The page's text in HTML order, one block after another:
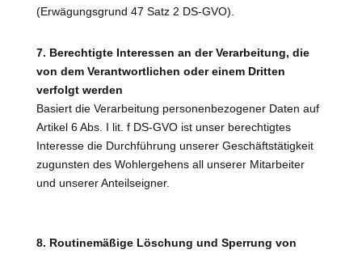
(Erwägungsgrund 47 Satz 2 DS-GVO).
7. Berechtigte Interessen an der Verarbeitung, die
von dem Verantwortlichen oder einem Dritten
verfolgt werden
Basiert die Verarbeitung personenbezogener Daten auf
Artikel 6 Abs. I lit. f DS-GVO ist unser berechtigtes
Interesse die Durchführung unserer Geschäftstätigkeit
zugunsten des Wohlergehens all unserer Mitarbeiter
und unserer Anteilseigner.
8. Routinemäßige Löschung und Sperrung von